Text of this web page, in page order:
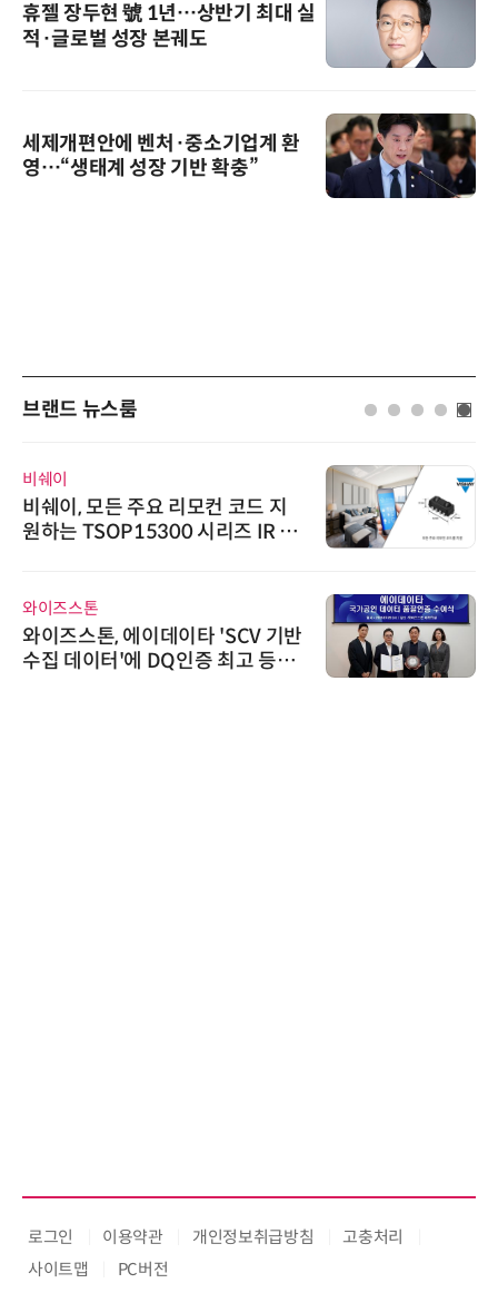
휴젤 장두현 號 1년…상반기 최대 실
적·글로벌 성장 본궤도
세제개편안에 벤처·중소기업계 환
영…“생태계 성장 기반 확충”
브랜드 뉴스룸
비쉐이
비쉐이, 모든 주요 리모컨 코드 지
원하는 TSOP15300 시리즈 IR 수
와이즈스톤
와이즈스톤, 에이데이타 'SCV 기반
수집 데이터'에 DQ인증 최고 등급
로그인 이용약관 개인정보취급방침
고충처리
사이트맵
PC버전